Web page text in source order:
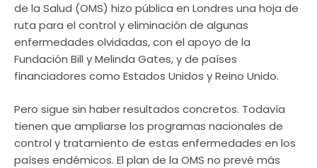
de la Salud (OMS) hizo pública en Londres una hoja de
ruta para el control y eliminación de algunas
enfermedades olvidadas, con el apoyo de la
Fundación Bill y Melinda Gates, y de países
financiadores como Estados Unidos y Reino Unido.
Pero sigue sin haber resultados concretos. Todavía
tienen que ampliarse los programas nacionales de
control y tratamiento de estas enfermedades en los
países endémicos. El plan de la OMS no prevé más